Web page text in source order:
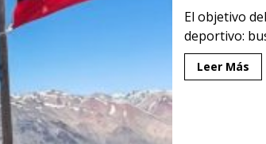
El objetivo
deportivo:
Leer Más